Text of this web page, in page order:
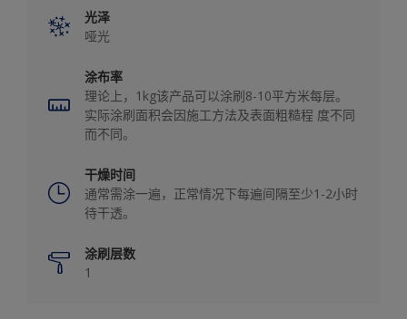
光泽
哑光
涂布率
理论上，1kg该产品可以涂刷8-10平方米每层。
实际涂刷面积会因施工方法及表面粗糙程 度不同
而不同。
干燥时间
通常需涂一遍，正常情况下每遍间隔至少1-2小时
待干透。
涂刷层数
1